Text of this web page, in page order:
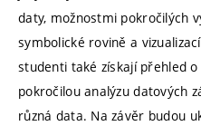
daty, možnostmi pokročilých
symbolické rovině a
studenti také získají přehled
pokročilou analýzu datových
různá data. Na závěr budou